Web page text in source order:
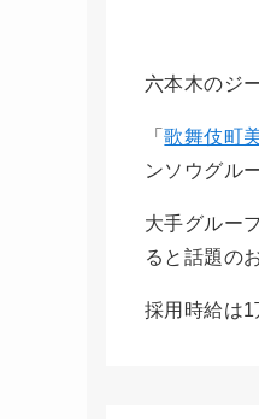
六本木のジ
「歌舞伎町
ンソウグル
大手グルー
ると話題の
採用時給は1